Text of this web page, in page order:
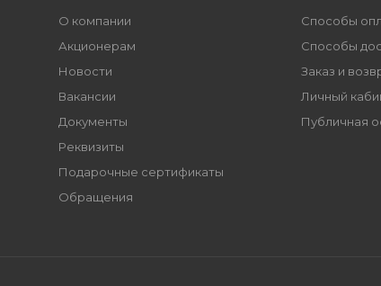
О компании
Акционерам
Новости
Вакансии
Документы
Реквизиты
Подарочные сертификаты
Обращения
Способы
Способы
Заказ и
Личный
Публичная